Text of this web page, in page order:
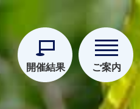
開催結果 ご案内